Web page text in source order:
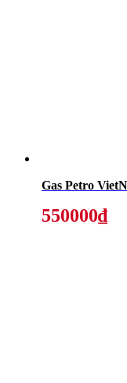
Gas Petro
550000₫